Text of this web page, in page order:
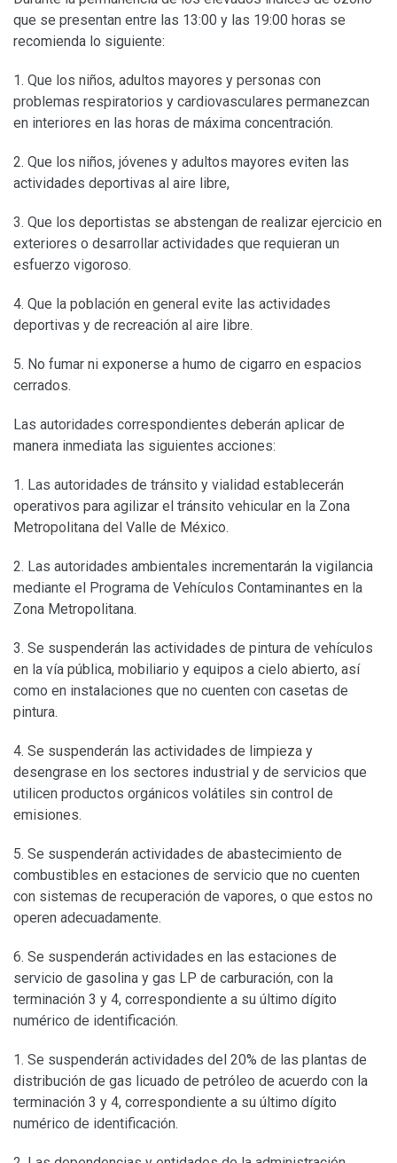
que se presentan entre las 13:00 y las 19:00 horas se
recomienda lo siguiente:
1. Que los niños, adultos mayores y personas con
problemas respiratorios y cardiovasculares permanezcan
en interiores en las horas de máxima concentración.
2. Que los niños, jóvenes y adultos mayores eviten las
actividades deportivas al aire libre,
3. Que los deportistas se abstengan de realizar ejercicio en
exteriores o desarrollar actividades que requieran un
esfuerzo vigoroso.
4. Que la población en general evite las actividades
deportivas y de recreación al aire libre.
5. No fumar ni exponerse a humo de cigarro en espacios
cerrados.
Las autoridades correspondientes deberán aplicar de
manera inmediata las siguientes acciones:
1. Las autoridades de tránsito y vialidad establecerán
operativos para agilizar el tránsito vehicular en la Zona
Metropolitana del Valle de México.
2. Las autoridades ambientales incrementarán la vigilancia
mediante el Programa de Vehículos Contaminantes en la
Zona Metropolitana.
3. Se suspenderán las actividades de pintura de vehículos
en la vía pública, mobiliario y equipos a cielo abierto, así
como en instalaciones que no cuenten con casetas de
pintura.
4. Se suspenderán las actividades de limpieza y
desengrase en los sectores industrial y de servicios que
utilicen productos orgánicos volátiles sin control de
emisiones.
5. Se suspenderán actividades de abastecimiento de
combustibles en estaciones de servicio que no cuenten
con sistemas de recuperación de vapores, o que estos no
operen adecuadamente.
6. Se suspenderán actividades en las estaciones de
servicio de gasolina y gas LP de carburación, con la
terminación 3 y 4, correspondiente a su último dígito
numérico de identificación.
1. Se suspenderán actividades del 20% de las plantas de
distribución de gas licuado de petróleo de acuerdo con la
terminación 3 y 4, correspondiente a su último dígito
numérico de identificación.